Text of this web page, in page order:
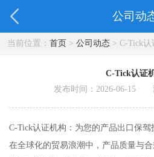
公司动
当前位置： 首页> 公司动态> C-Tick认
C-Tick认证
发布时间：2026-06-15
C-Tick认证机构：为您的产品出口保驾
在全球化的贸易浪潮中，产品质量与